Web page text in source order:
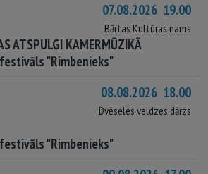
07.08.2026 19.00
Bārtas Kultūras nams
ATSPULGI KAMERMŪZIKĀ
"Rimbenieks"
08.08.2026 18.00
Dvēseles veldzes dārzs
"Rimbenieks"